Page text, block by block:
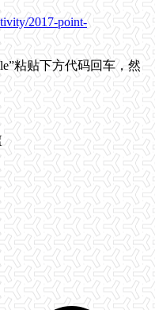
2017-point-
粘贴下方代码回车，然